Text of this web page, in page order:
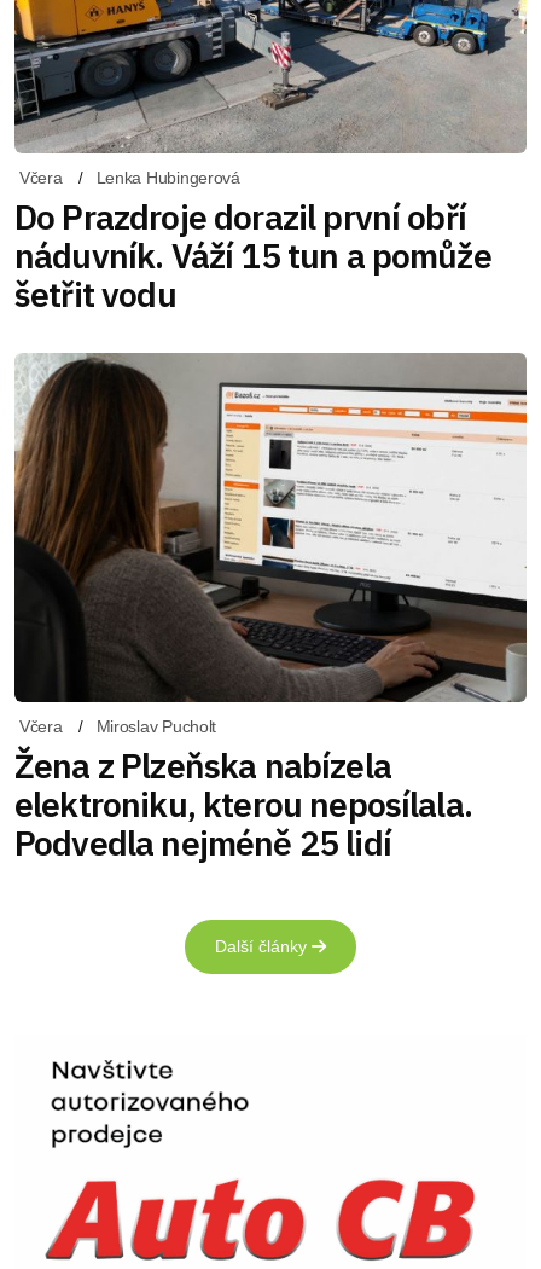
Včera Lenka Hubingerová
Do Prazdroje dorazil první obří
náduvník. Váží 15 tun a pomůže
šetřit vodu
Včera Miroslav Pucholt
Žena z Plzeňska nabízela
elektroniku, kterou neposílala.
Podvedla nejméně 25 lidí
Další články